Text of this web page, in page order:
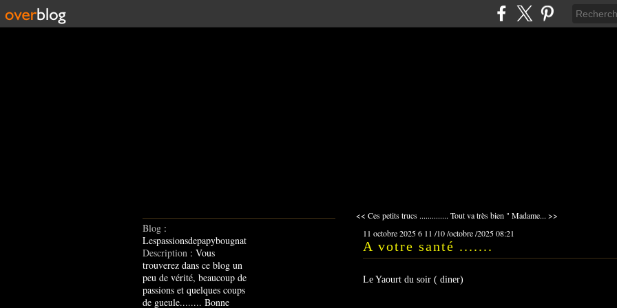
Blog :
Lespassionsdepapybougnat
Description : Vous
trouverez dans ce blog un
peu de vérité, beaucoup de
passions et quelques coups
de gueule........ Bonne
<< Ces petits trucs .............. Tout va très bien " Madame... >>
11 octobre 20256 11 /10/octobre/202508:21
A votre santé .......
Le Yaourt du soir ( diner)